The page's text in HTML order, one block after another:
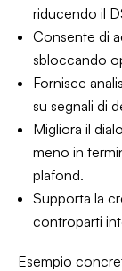
riducendo il
Consente di
sbloccando
Fornisce
su segnali di
Migliora il
meno in
plafond.
Supporta la
controparti
Esempio